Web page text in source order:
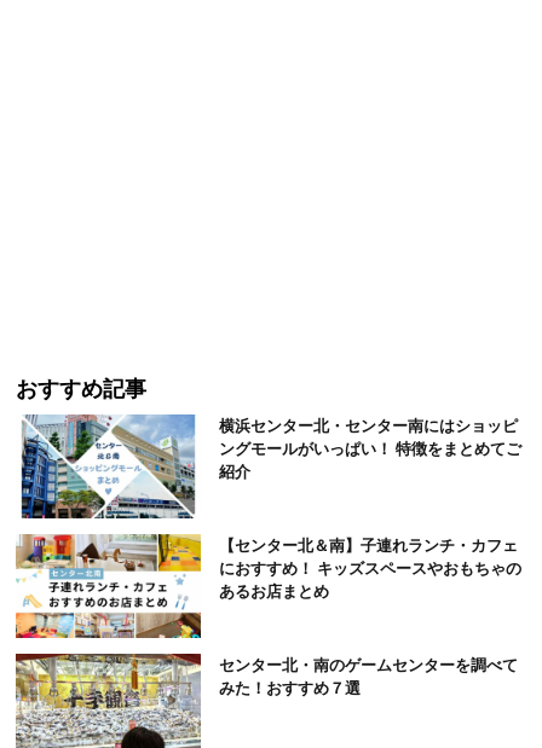
おすすめ記事
横浜センター北・センター南にはショッピ
ングモールがいっぱい！ 特徴をまとめてご
紹介
【センター北＆南】子連れランチ・カフェ
におすすめ！ キッズスペースやおもちゃの
あるお店まとめ
センター北・南のゲームセンターを調べて
みた！おすすめ７選